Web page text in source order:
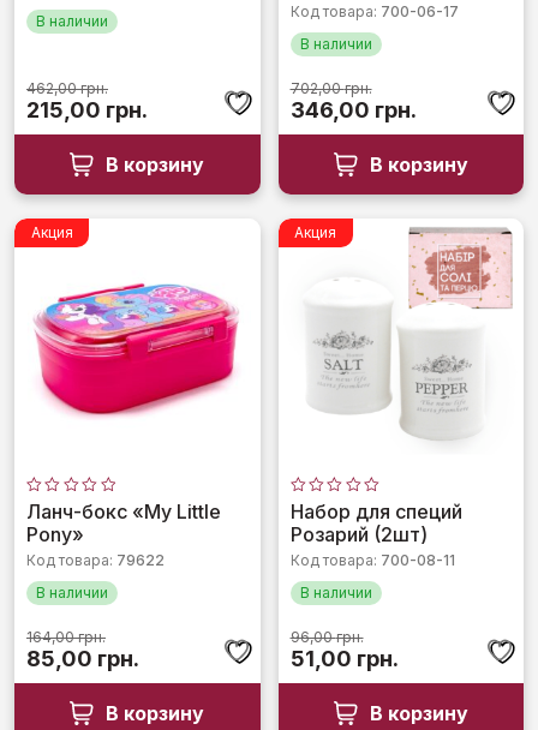
В наличии
462,00грн.
Первоначальная
цена
составляла
462,00 грн..
215,00 грн. Текущая
цена:
215,00 грн..
В корзину
Код товара: 700-06-17
В наличии
702,00грн.
Первоначальная
цена
составляла
702,00 грн..
346,00 грн.Текущая
цена:
346,00
В корзину
Акция
Оценка
0
из
Ланч-бокс «My Little
Pony»
Код товара: 79622
В наличии
164,00грн.
Первоначальная
цена
составляла
85,00 грн. Текущая
цена:
85,00 грн..
В корзину
Акция
Оценка
0
из
Набор для специй
Розарий (2шт)
Код товара: 700-08-11
В наличии
96,00грн.
Первоначальная
цена
составляла
51,00 грн.Текущая
цена:
51,00 грн..
В корзину